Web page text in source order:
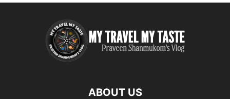
ABOUT US